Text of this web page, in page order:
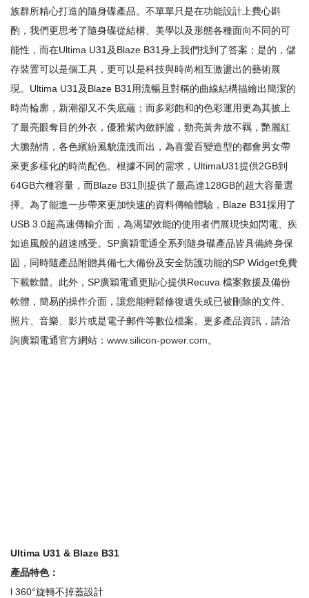
族群所精心打造的隨身碟產品。不單單只是在功能設計上費心斟
酌，我們更思考了隨身碟從結構、美學以及形態各種面向不同的可
能性，而在Ultima U31及Blaze B31身上我們找到了答案；是的，儲
存裝置可以是個工具，更可以是科技與時尚相互激盪出的藝術展
現。Ultima U31及Blaze B31用流暢且對稱的曲線結構描繪出簡潔的
時尚輪廓，新潮卻又不失底蘊；而多彩飽和的色彩運用更為其披上
了最亮眼奪目的外衣，優雅紫內斂靜謐，勁亮黃奔放不羈，艷麗紅
大膽熱情，各色繽紛風貌流洩而出，為喜愛百變造型的都會男女帶
來更多樣化的時尚配色。根據不同的需求，UltimaU31提供2GB到
64GB六種容量，而Blaze B31則提供了最高達128GB的超大容量選
擇。為了能進一步帶來更加快速的資料傳輸體驗，Blaze B31採用了
USB 3.0超高速傳輸介面，為渴望效能的使用者們展現快如閃電、疾
如追風般的超速感受。SP廣穎電通全系列隨身碟產品皆具備終身保
固，同時隨產品附贈具備七大備份及安全防護功能的SP Widget免費
下載軟體。此外，SP廣穎電通更貼心提供Recuva 檔案救援及備份
軟體，簡易的操作介面，讓您能輕鬆修復遺失或已被刪除的文件、
照片、音樂、影片或是電子郵件等數位檔案。更多產品資訊，請洽
詢廣穎電通官方網站： www.silicon-power.com。
Ultima U31 & Blaze B31
產品特色：
l 360°旋轉不掉蓋設計